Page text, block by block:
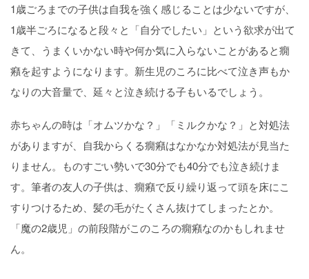
1歳ごろまでの子供は自我を強く感じることは少ないですが、
1歳半ごろになると段々と「自分でしたい」という欲求が出て
きて、うまくいかない時や何か気に入らないことがあると癇
癪を起すようになります。新生児のころに比べて泣き声もか
なりの大音量で、延々と泣き続ける子もいるでしょう。
赤ちゃんの時は「オムツかな？」「ミルクかな？」と対処法
がありますが、自我からくる癇癪はなかなか対処法が見当た
りません。ものすごい勢いで30分でも40分でも泣き続けま
す。筆者の友人の子供は、癇癪で反り繰り返って頭を床にこ
すりつけるため、髪の毛がたくさん抜けてしまったとか。
「魔の2歳児」の前段階がこのころの癇癪なのかもしれませ
ん。